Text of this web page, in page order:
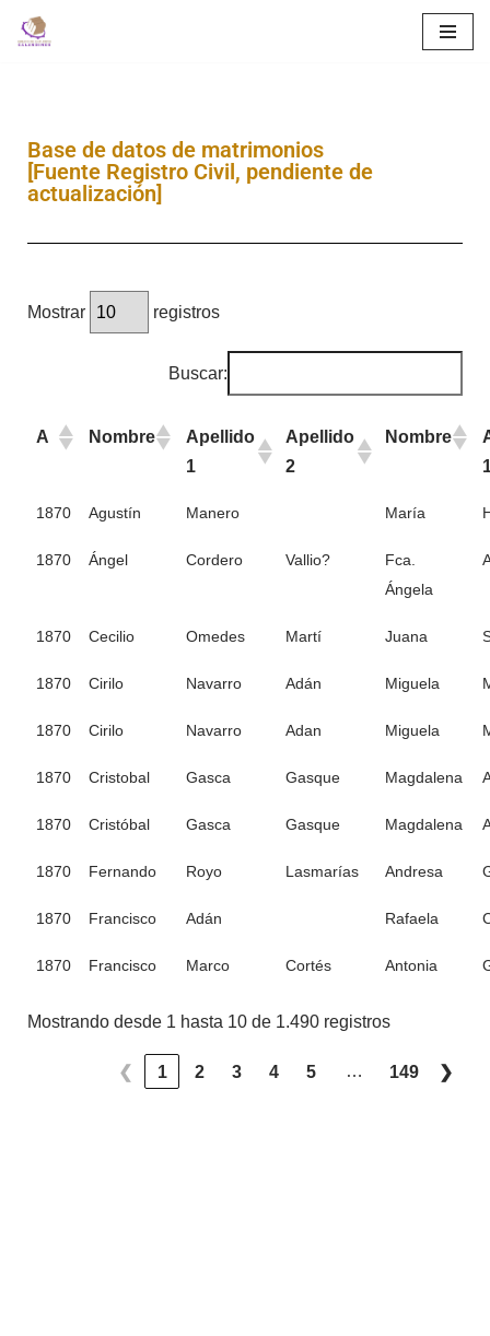
Base de datos de matrimonios
[Fuente Registro Civil, pendiente de
actualización]
Mostrar registros
Buscar:
A Nombre
Apellido
1
Apellido
2
Nombre
1870 Agustín Manero María
1870 Ángel Cordero Vallio?
Fca.
Ángela
1870 Cecilio Omedes Martí Juana
1870 Cirilo Navarro Adán Miguela
1870 Cirilo Navarro Adan Miguela
1870 Cristobal Gasca Gasque Magdalena
1870 Cristóbal Gasca Gasque Magdalena
1870 Fernando Royo Lasmarías Andresa
1870 Francisco Adán Rafaela
1870 Francisco Marco Cortés Antonia
Mostrando desde 1 hasta 10 de 1.490 registros
❮ 1 2 3 4 5 … 149 ❯